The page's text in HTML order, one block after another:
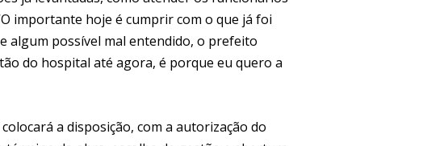
importante hoje é cumprir com o que já foi
algum possível mal entendido, o prefeito
do hospital até agora, é porque eu quero a
a disposição, com a autorização do